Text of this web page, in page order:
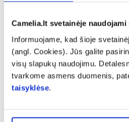
Camelia.lt svetainėje naudojami
Informuojame, kad šioje
(angl. Cookies). Jūs galite
visų slapukų naudojimu.
tvarkome asmens duomenis,
taisyklėse.
BIOCLIN šampūnas
sausiems plaukams BIO SQUAM,
200 ml
3,99 € 7,99 €